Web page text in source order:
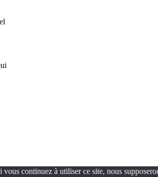
continuez à utiliser ce site, nous